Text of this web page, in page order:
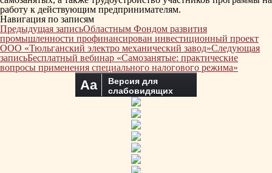
работу к действующим предпринимателям.
Навигация по записям
Предыдущая записьОбластным Фондом развития
промышленности профинансирован инвестиционный проект
ООО «Тюльганский электро механический завод»Следующая
записьБесплатный вебинар «Самозанятые: практические
вопросы применения специального налогового режима»
Aa
Версия для
слабовидящих